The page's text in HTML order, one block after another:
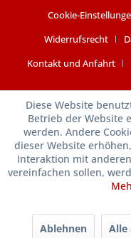
Cookie-
Widerrufsrecht
Kontakt und Anfahrt
Diese Website
Betrieb der Website
werden. Andere
dieser Website
Interaktion mit
vereinfachen sollen,
Ablehnen Alle